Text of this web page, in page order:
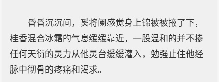
昏昏沉沉间，奚将阑感觉身上锦被被掖了下，
桂香混合冰霜的气息缓缓靠近，一股温和的并不掺
任何天衍的灵力从他灵台缓缓灌入，勉强止住他经
脉中彻骨的疼痛和渴求。